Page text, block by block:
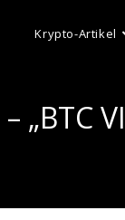
Krypto-Artikel
„BTC